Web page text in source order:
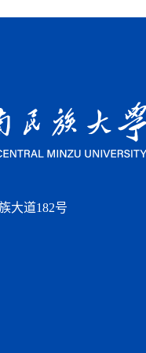
大道182号